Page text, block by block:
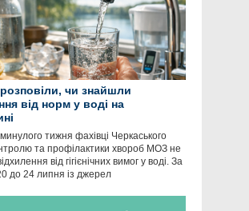
чи знайшли
від норм у воді на
тижня фахівці Черкаського
та профілактики хвороб МОЗ не
від гігієнічних вимог у воді. За
до 24 липня із джерел